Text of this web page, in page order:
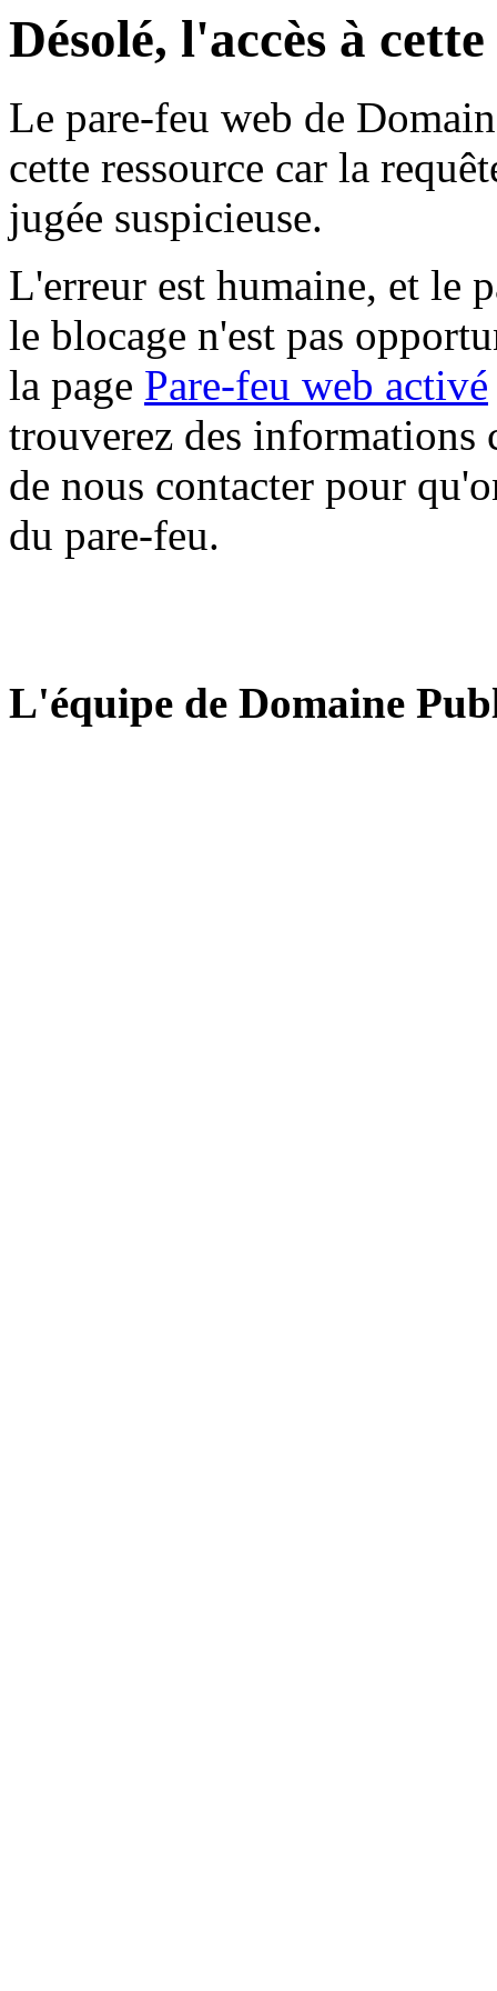
Désolé, l'accès à
Le pare-feu web de
cette ressource car la
jugée suspicieuse.
L'erreur est humaine, et le
le blocage n'est pas
la page Pare-feu web activé
trouverez des informations
de nous contacter pour
du pare-feu.
L'équipe de Domaine